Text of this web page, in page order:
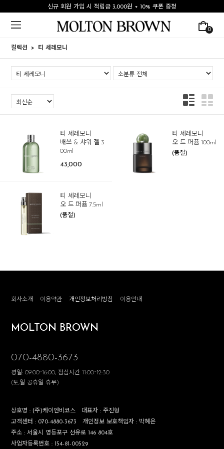
신규 회원 가입 시 적립금 3,000원 + 10% 쿠폰 증정
0
컬렉션 티 세레모니
티 세레모니
배쓰 & 샤워 젤 3
00ml
43,000
티 세레모니
오 드 퍼퓸 100ml
(품절)
티 세레모니
오 드 퍼퓸 7.5ml
(품절)
회사소개 이용약관 개인정보처리방침 이용안내
MOLTON BROWN
070-4880-3673
평일: 09:00~16:00, 점심시간 11:00~12:30
(토,일 공휴일 휴무)
상호명 :(주)케이엔비코스 대표자 :주진형
고객센터 : 070-4880-3673 개인정보 보호책임자 : 박혜은
주소 :서울시 영등포구 선유로 146 804호
사업자등록번호 : 154-81-00529